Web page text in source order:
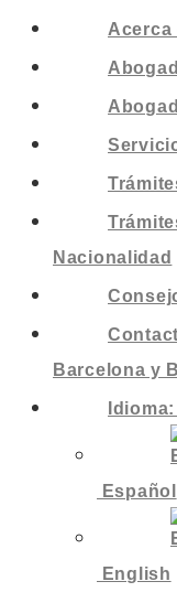
Acerca
Nacionalidad
Barcelona y
Idioma:
Español
English